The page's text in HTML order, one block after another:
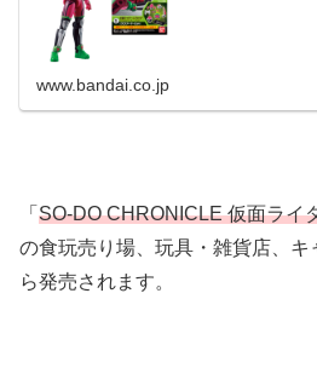
www.bandai.co.jp
「 SO-DO CHRONICLE 仮面ライ
の食玩売り場、玩具・雑貨店、
ら発売されます。